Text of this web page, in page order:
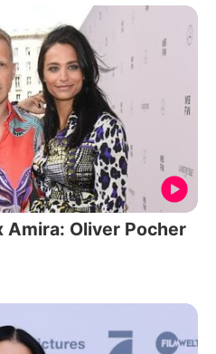
Amira: Oliver Pocher